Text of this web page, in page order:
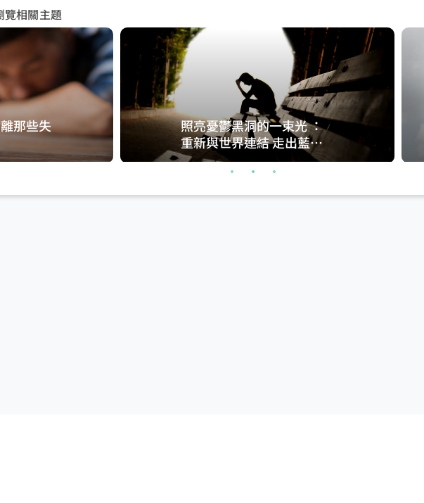
覽相關主題
那些失
照亮憂鬱黑洞的一束光 ：
重新與世界連結 走出藍色
深海